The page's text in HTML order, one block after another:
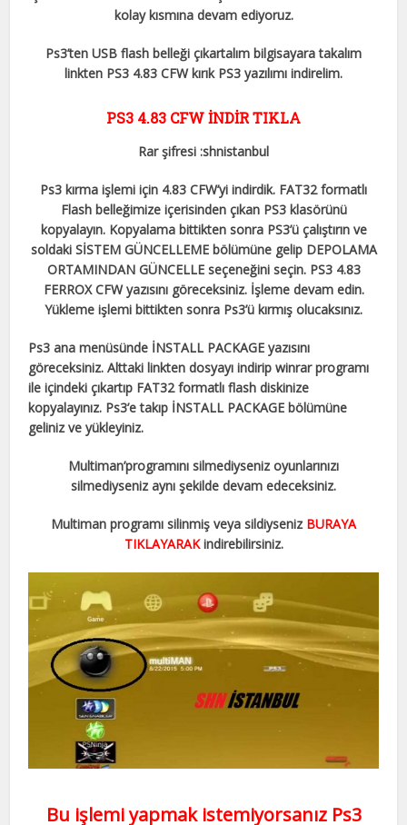
kolay kısmına devam ediyoruz.
Ps3’ten USB flash belleği çıkartalım bilgisayara takalım
linkten PS3 4.83 CFW kırık PS3 yazılımı indirelim.
PS3 4.83 CFW İNDİR TIKLA
Rar şifresi :shnistanbul
Ps3 kırma işlemi için 4.83 CFW’yi indirdik. FAT32 formatlı
Flash belleğimize içerisinden çıkan PS3 klasörünü
kopyalayın. Kopyalama bittikten sonra PS3’ü çalıştırın ve
soldaki SİSTEM GÜNCELLEME bölümüne gelip DEPOLAMA
ORTAMINDAN GÜNCELLE seçeneğini seçin. PS3 4.83
FERROX CFW yazısını göreceksiniz. İşleme devam edin.
Yükleme işlemi bittikten sonra Ps3’ü kırmış olucaksınız.
Ps3 ana menüsünde İNSTALL PACKAGE yazısını
göreceksiniz. Alttaki linkten dosyayı indirip winrar programı
ile içindeki çıkartıp FAT32 formatlı flash diskinize
kopyalayınız. Ps3’e takıp İNSTALL PACKAGE bölümüne
geliniz ve yükleyiniz.
Multiman’programını silmediyseniz oyunlarınızı
silmediyseniz aynı şekilde devam edeceksiniz.
Multiman programı silinmiş veya sildiyseniz BURAYA
TIKLAYARAKindirebilirsiniz.
Bu işlemi yapmak istemiyorsanız Ps3